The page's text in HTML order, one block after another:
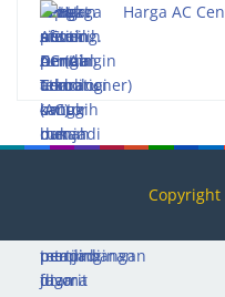
Harga AC
Copyright